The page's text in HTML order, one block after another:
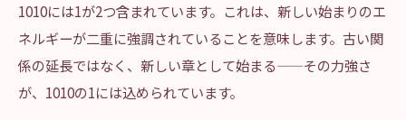
1010には1が2つ含まれています。これは、新しい始まりのエ
ネルギーが二重に強調されていることを意味します。古い関
係の延長ではなく、新しい章として始まる——その力強さ
が、1010の1には込められています。